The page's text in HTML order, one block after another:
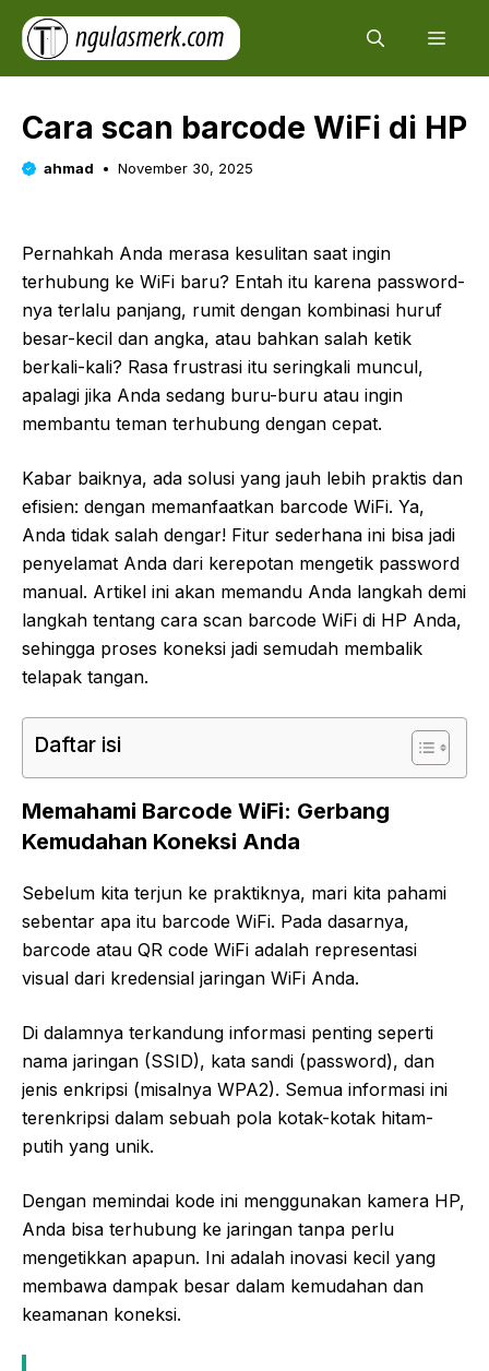
Skip
content
Cara scan barcode WiFi di HP
ahmad November 30, 2025
Pernahkah Anda merasa kesulitan saat ingin
terhubung ke WiFi baru? Entah itu karena password-
nya terlalu panjang, rumit dengan kombinasi huruf
besar-kecil dan angka, atau bahkan salah ketik
berkali-kali? Rasa frustrasi itu seringkali muncul,
apalagi jika Anda sedang buru-buru atau ingin
membantu teman terhubung dengan cepat.
Kabar baiknya, ada solusi yang jauh lebih praktis dan
efisien: dengan memanfaatkan barcode WiFi. Ya,
Anda tidak salah dengar! Fitur sederhana ini bisa jadi
penyelamat Anda dari kerepotan mengetik password
manual. Artikel ini akan memandu Anda langkah demi
langkah tentang cara scan barcode WiFi di HP Anda,
sehingga proses koneksi jadi semudah membalik
telapak tangan.
Daftar isi
Memahami Barcode WiFi: Gerbang
Kemudahan Koneksi Anda
Sebelum kita terjun ke praktiknya, mari kita pahami
sebentar apa itu barcode WiFi. Pada dasarnya,
barcode atau QR code WiFi adalah representasi
visual dari kredensial jaringan WiFi Anda.
Di dalamnya terkandung informasi penting seperti
nama jaringan (SSID), kata sandi (password), dan
jenis enkripsi (misalnya WPA2). Semua informasi ini
terenkripsi dalam sebuah pola kotak-kotak hitam-
putih yang unik.
Dengan memindai kode ini menggunakan kamera HP,
Anda bisa terhubung ke jaringan tanpa perlu
mengetikkan apapun. Ini adalah inovasi kecil yang
membawa dampak besar dalam kemudahan dan
keamanan koneksi.